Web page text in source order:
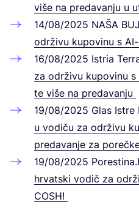
više na pre­da­van­ju u
14/08/2025 NAŠA
održi­vu kupo­vinu s
16/08/2025 Istria
za održi­vu kupo­vinu s
te više na predavanju
19/08/2025 Glas Ist­re
u vodiču za održi­vu
pre­da­van­je za
19/08/2025
hrvat­ski vodič za
COSH!